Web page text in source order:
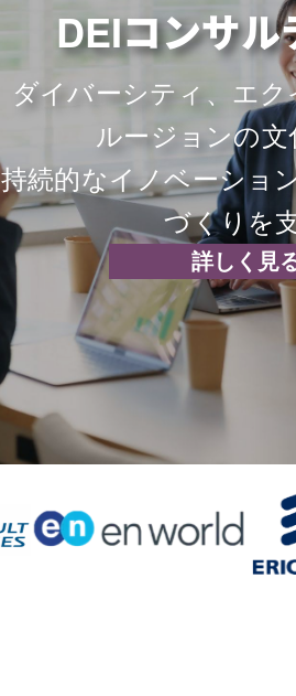
グローバルな
で、アジア太
DEI（ダイバー
クイティ＆イ
ン）
をリードする
ングファ
DEIコンサル
ダイバーシティ、エク
ルージョンの文
持続的なイノベーショ
づくりを
詳しく見